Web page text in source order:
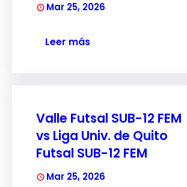
Mar 25, 2026
Leer más
Valle Futsal SUB-12 FEM
vs Liga Univ. de Quito
Futsal SUB-12 FEM
Mar 25, 2026